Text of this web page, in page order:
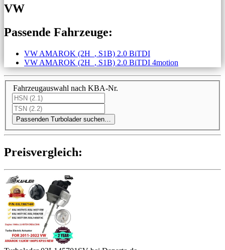
VW
Passende Fahrzeuge:
VW AMAROK (2H_, S1B) 2.0 BiTDI
VW AMAROK (2H_, S1B) 2.0 BiTDI 4motion
Fahrzeugauswahl nach KBA-Nr.
Passenden Turbolader suchen…
Preis­ver­gleich: